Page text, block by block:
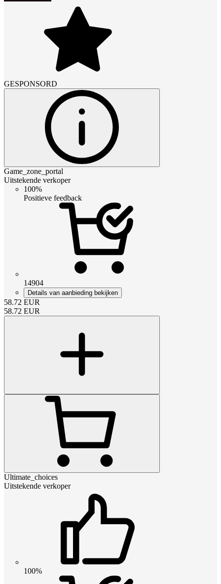
GESPONSORD
Game_zone_portal
Uitstekende verkoper
100%
Positieve feedback
14904
Details van aanbieding bekijken
58.72 EUR
58.72 EUR
Ultimate_choices
Uitstekende verkoper
100%